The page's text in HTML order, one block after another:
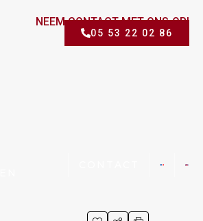
NEEM CONTACT MET ONS OP!
05 53 22 02 86